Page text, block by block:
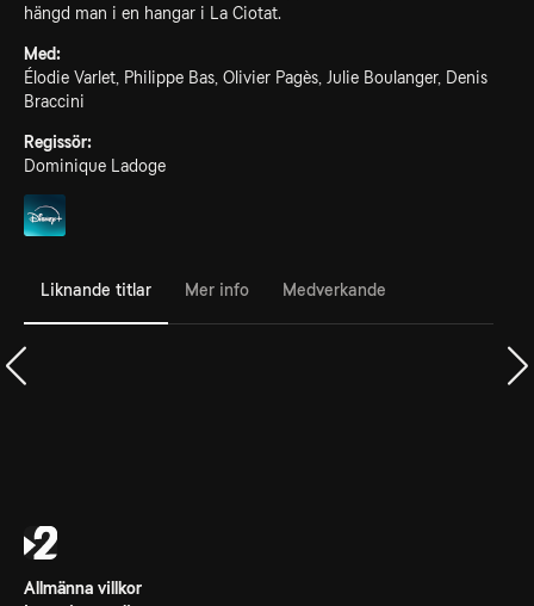
hängd man i en hangar i La Ciotat.
Med:
Élodie Varlet, Philippe Bas, Olivier Pagès, Julie Boulanger, Denis
Braccini
Regissör:
Dominique Ladoge
Liknande titlar Mer info Medverkande
Allmänna villkor